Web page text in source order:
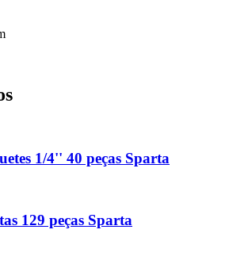
1/4'' 40 peças Sparta
129 peças Sparta